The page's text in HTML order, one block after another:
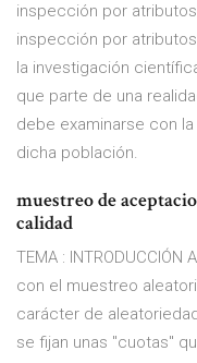
inspección por
inspección por
la investigación
que parte de una
debe examinarse con
dicha población.
muestreo de
calidad
TEMA :
con el muestreo
carácter de
se fijan unas "cuotas"